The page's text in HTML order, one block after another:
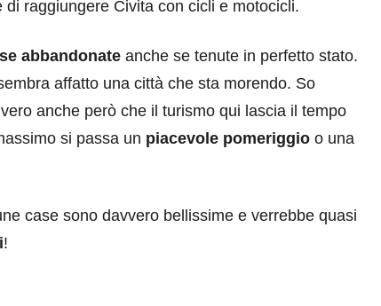
raggiungere Civita con cicli e motocicli.
abbandonate anche se tenute in perfetto stato.
affatto una città che sta morendo. So
anche però che il turismo qui lascia il tempo
si passa un piacevole pomeriggio o una
case sono davvero bellissime e verrebbe quasi
!